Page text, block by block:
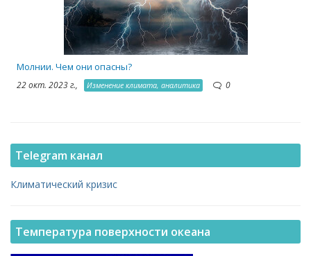
Молнии. Чем они опасны?
22 окт. 2023 г., Изменение климата, аналитика 0
Telegram канал
Климатический кризис
Температура поверхности океана